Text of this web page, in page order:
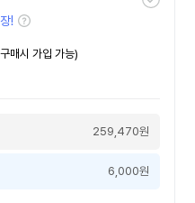
!
매시 가입 가능)
259,470원
6,000원